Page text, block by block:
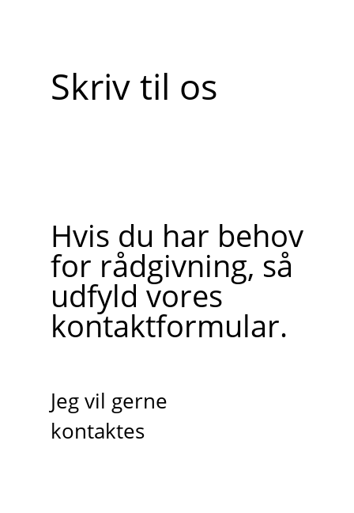
Skriv til os
Hvis du har behov
for rådgivning, så
udfyld vores
kontaktformular.
Jeg vil gerne
kontaktes